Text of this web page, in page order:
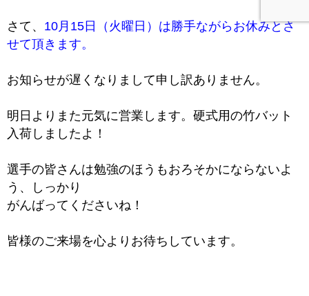
さて、 10月15日（火曜日）は勝手ながらお休みとさ
せて頂きます。
お知らせが遅くなりまして申し訳ありません。
明日よりまた元気に営業します。硬式用の竹バット
入荷しましたよ！
選手の皆さんは勉強のほうもおろそかにならないよ
う、しっかり
がんばってくださいね！
皆様のご来場を心よりお待ちしています。